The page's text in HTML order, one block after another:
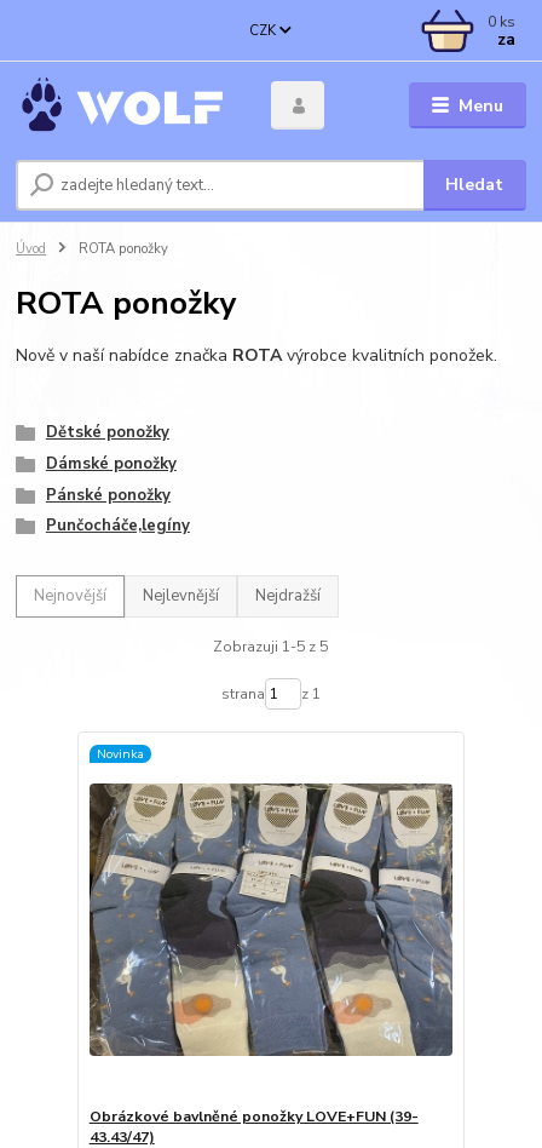
Menu
CZK
Hledat
0 ks
za
Úvod ROTA ponožky
ROTA ponožky
Nově v naší nabídce značka ROTAvýrobce kvalitních ponožek.
Dětské ponožky
Dámské ponožky
Pánské ponožky
Punčocháče,legíny
Nejnovější Nejlevnější Nejdražší
Zobrazuji 1-5 z 5
strana z 1
Novinka
Obrázkové bavlněné ponožky LOVE+FUN (39-
43.43/47)